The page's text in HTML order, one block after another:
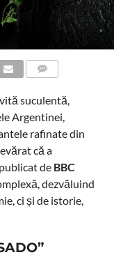
suculentă,
Argentinei,
rafinate din
că a
de BBC
dezvăluind
ci și de istorie,